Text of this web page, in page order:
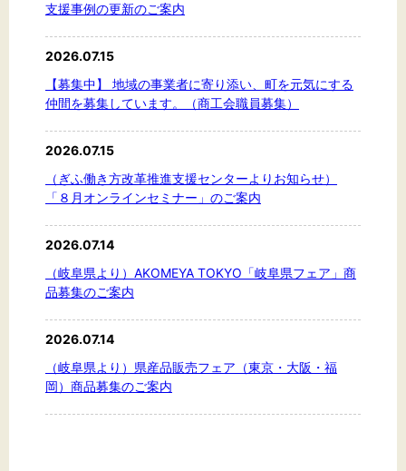
支援事例の更新のご案内
2026.07.15
【募集中】 地域の事業者に寄り添い、町を元気にする
仲間を募集しています。（商工会職員募集）
2026.07.15
（ぎふ働き方改革推進支援センターよりお知らせ）
「８月オンラインセミナー」のご案内
2026.07.14
（岐阜県より）AKOMEYA TOKYO「岐阜県フェア」商
品募集のご案内
2026.07.14
（岐阜県より）県産品販売フェア（東京・大阪・福
岡）商品募集のご案内